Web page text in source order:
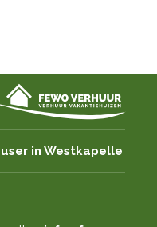
in Westkapelle